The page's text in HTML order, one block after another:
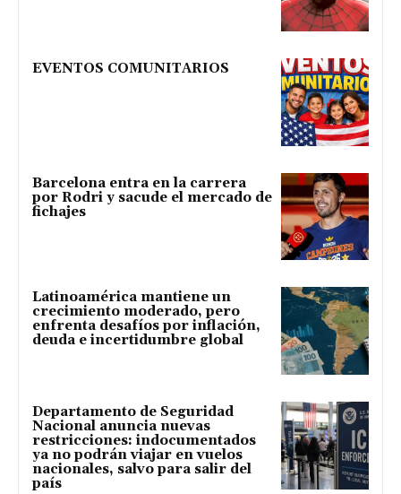
EVENTOS COMUNITARIOS
Barcelona entra en la carrera
por Rodri y sacude el mercado de
fichajes
Latinoamérica mantiene un
crecimiento moderado, pero
enfrenta desafíos por inflación,
deuda e incertidumbre global
Departamento de Seguridad
Nacional anuncia nuevas
restricciones: indocumentados
ya no podrán viajar en vuelos
nacionales, salvo para salir del
país